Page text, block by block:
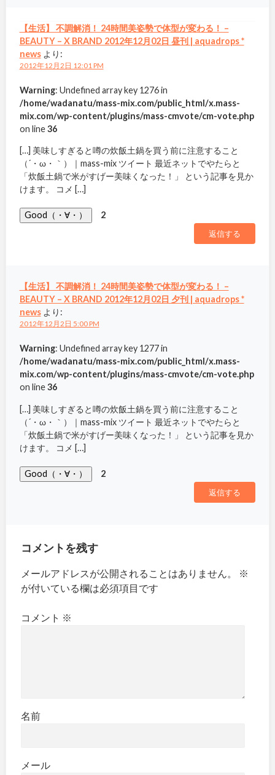
【生活】 不調解消！ 24時間美姿勢で体型が変わる！ –
BEAUTY – X BRAND 2012年12月02日 昼刊 | aquadrops *
news より:
2012年12月2日 12:01 PM
Warning: Undefined array key 1276 in
/home/wadanatu/mass-mix.com/public_html/x.mass-
mix.com/wp-content/plugins/mass-cmvote/cm-vote.php
on line36
[…] 美味しすぎると噂の炊飯土鍋を買う前に注意すること
（´・ω・｀）｜mass-mix ツイート 最近ネットでやたらと
「炊飯土鍋で米がすげー美味くなった！」 という記事を見か
けます。 コメ […]
Good（・∀・） 2
返信する
【生活】 不調解消！ 24時間美姿勢で体型が変わる！ –
BEAUTY – X BRAND 2012年12月02日 夕刊 | aquadrops *
news より:
2012年12月2日 5:00 PM
Warning: Undefined array key 1277 in
/home/wadanatu/mass-mix.com/public_html/x.mass-
mix.com/wp-content/plugins/mass-cmvote/cm-vote.php
on line36
[…] 美味しすぎると噂の炊飯土鍋を買う前に注意すること
（´・ω・｀）｜mass-mix ツイート 最近ネットでやたらと
「炊飯土鍋で米がすげー美味くなった！」 という記事を見か
けます。 コメ […]
Good（・∀・） 2
返信する
コメントを残す
メールアドレスが公開されることはありません。
※
が付いている欄は必須項目です
コメント ※
名前
メール